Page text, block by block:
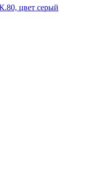
цвет серый